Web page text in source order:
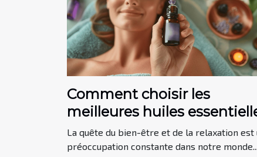
Comment choisir les
meilleures huiles
pour la relaxation
La quête du bien-être et de la relaxation est
préoccupation constante dans notre monde...